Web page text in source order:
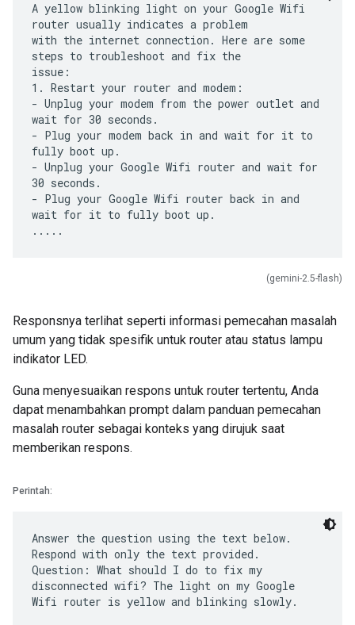
A yellow blinking light on your Google Wifi
router usually indicates a problem
with the internet connection. Here are some
steps to troubleshoot and fix the
issue:
1. Restart your router and modem:
- Unplug your modem from the power outlet and
wait for 30 seconds.
- Plug your modem back in and wait for it to
fully boot up.
- Unplug your Google Wifi router and wait for
30 seconds.
- Plug your Google Wifi router back in and
wait for it to fully boot up.
(gemini-2.5-flash)
Responsnya terlihat seperti informasi pemecahan masalah
umum yang tidak spesifik untuk router atau status lampu
indikator LED.
Guna menyesuaikan respons untuk router tertentu, Anda
dapat menambahkan prompt dalam panduan pemecahan
masalah router sebagai konteks yang dirujuk saat
memberikan respons.
Perintah:
Answer the question using the text below.
Respond with only the text provided.
Question: What should I do to fix my
disconnected wifi? The light on my Google
Wifi router is yellow and blinking slowly.